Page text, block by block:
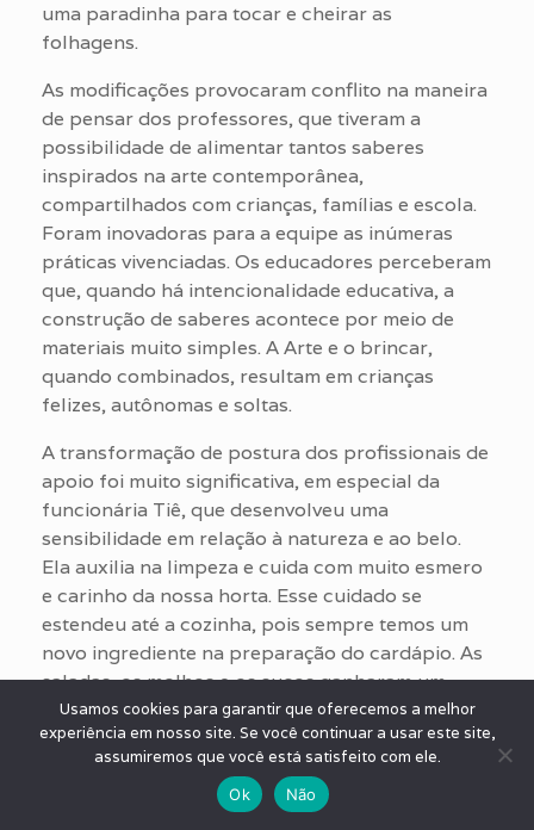
uma paradinha para tocar e cheirar as
folhagens.
As modificações provocaram conflito na maneira
de pensar dos professores, que tiveram a
possibilidade de alimentar tantos saberes
inspirados na arte contemporânea,
compartilhados com crianças, famílias e escola.
Foram inovadoras para a equipe as inúmeras
práticas vivenciadas. Os educadores perceberam
que, quando há intencionalidade educativa, a
construção de saberes acontece por meio de
materiais muito simples. A Arte e o brincar,
quando combinados, resultam em crianças
felizes, autônomas e soltas.
A transformação de postura dos profissionais de
apoio foi muito significativa, em especial da
funcionária Tiê, que desenvolveu uma
sensibilidade em relação à natureza e ao belo.
Ela auxilia na limpeza e cuida com muito esmero
e carinho da nossa horta. Esse cuidado se
estendeu até a cozinha, pois sempre temos um
novo ingrediente na preparação do cardápio. As
saladas, os molhos e os sucos ganharam um
toque especial com produtos da horta. A equipe
de apoio e da cozinha não se contenta apenas
com a dinâmica própria da rotina do CEI. A
estética do novo espaço refinou ainda mais o
Usamos cookies para garantir que oferecemos a melhor
experiência em nosso site. Se você continuar a usar este site,
assumiremos que você está satisfeito com ele.
Ok Não